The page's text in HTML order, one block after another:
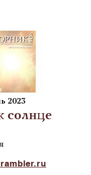
2023
солнце